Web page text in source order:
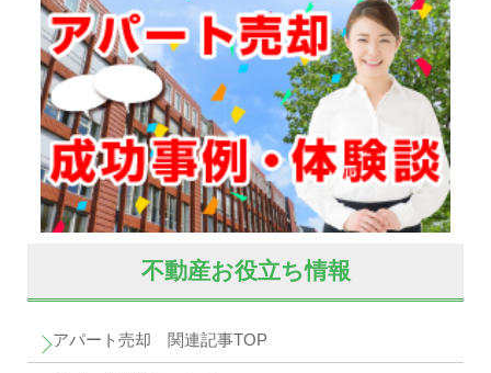
不動産お役立ち情報
アパート売却 関連記事TOP